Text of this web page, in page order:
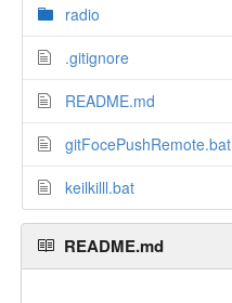
radio
.gitignore
README.md
gitFocePushRemote.bat
keilkilll.bat
README.md